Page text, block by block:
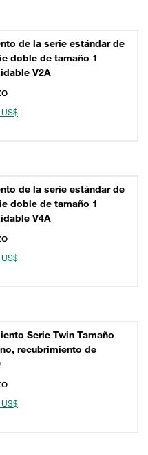
de la serie estándar de
doble de tamaño 1
V2A
US$
de la serie estándar de
doble de tamaño 1
V4A
US$
Serie Twin Tamaño
recubrimiento de
US$